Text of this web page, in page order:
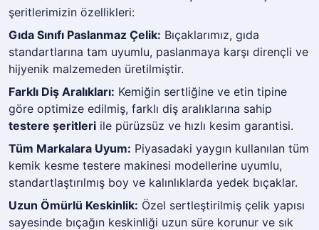
şeritlerimizin özellikleri:
Gıda Sınıfı Paslanmaz Çelik: Bıçaklarımız, gıda
standartlarına tam uyumlu, paslanmaya karşı dirençli ve
hijyenik malzemeden üretilmiştir.
Farklı Diş Aralıkları: Kemiğin sertliğine ve etin tipine
göre optimize edilmiş, farklı diş aralıklarına sahip
testere şeritleri ile pürüzsüz ve hızlı kesim garantisi.
Tüm Markalara Uyum: Piyasadaki yaygın kullanılan tüm
kemik kesme testere makinesi modellerine uyumlu,
standartlaştırılmış boy ve kalınlıklarda yedek bıçaklar.
Uzun Ömürlü Keskinlik: Özel sertleştirilmiş çelik yapısı
sayesinde bıçağın keskinliği uzun süre korunur ve sık